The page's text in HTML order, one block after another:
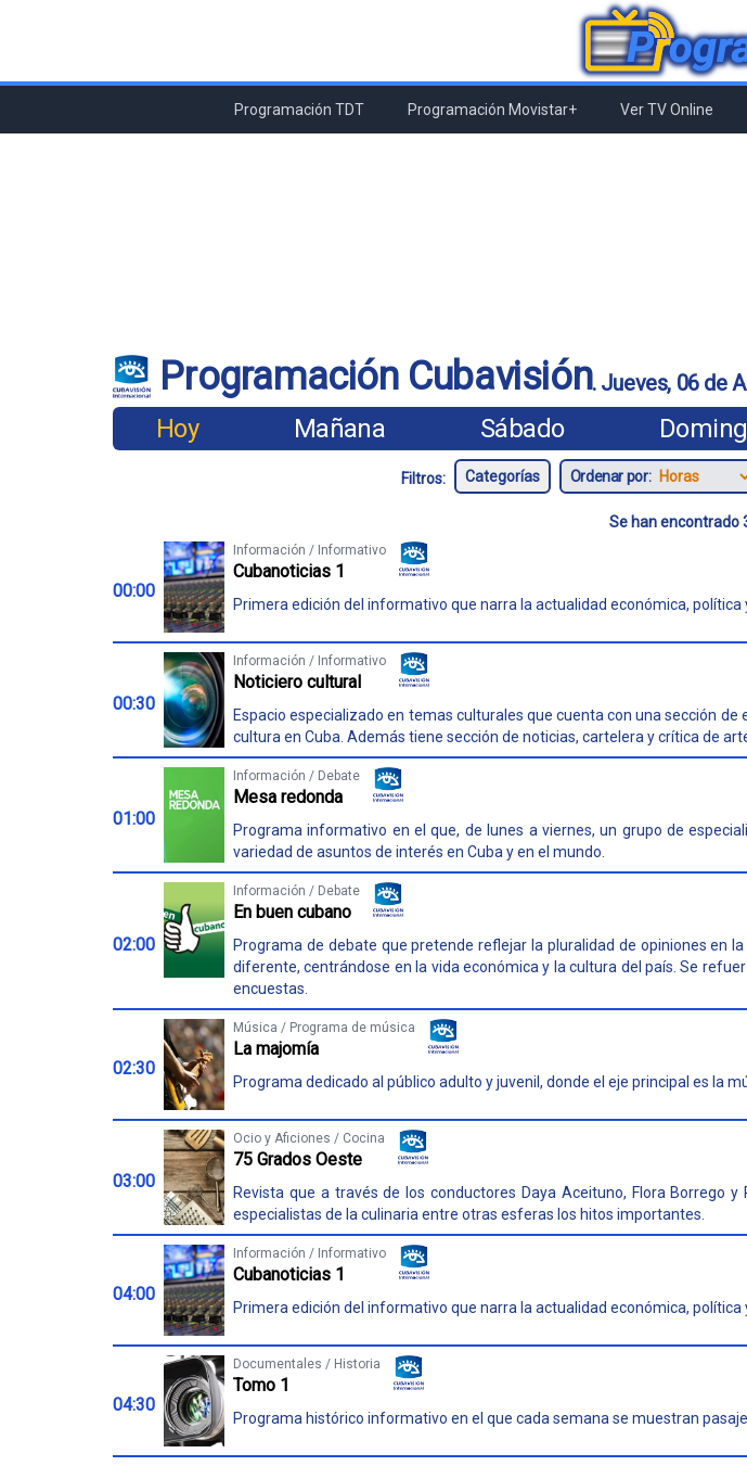
Programación TDT Programación Movistar+ Ver TV Online
Programación Cubavisión. Jueves, 06 de
Hoy Mañana Sábado
Filtros: Ordenar por:
Se han encontrado
00:00
Información / Informativo
Cubanoticias 1
Primera edición del informativo que narra la actualidad económica, política
00:30
Información / Informativo
Noticiero cultural
Espacio especializado en temas culturales que cuenta con una sección
cultura en Cuba. Además tiene sección de noticias, cartelera y crítica de
01:00
Información / Debate
Mesa redonda
Programa informativo en el que, de lunes a viernes, un grupo de
variedad de asuntos de interés en Cuba y en el mundo.
02:00
Información / Debate
En buen cubano
Programa de debate que pretende reflejar la pluralidad de opiniones en
diferente, centrándose en la vida económica y la cultura del país. Se
encuestas.
02:30
Música / Programa de música
La majomía
Programa dedicado al público adulto y juvenil, donde el eje principal es la
03:00
Ocio y Aficiones / Cocina
75 Grados Oeste
Revista que a través de los conductores Daya Aceituno, Flora Borrego
especialistas de la culinaria entre otras esferas los hitos importantes.
04:00
Información / Informativo
Cubanoticias 1
Primera edición del informativo que narra la actualidad económica, política
04:30
Documentales / Historia
Tomo 1
Programa histórico informativo en el que cada semana se muestran